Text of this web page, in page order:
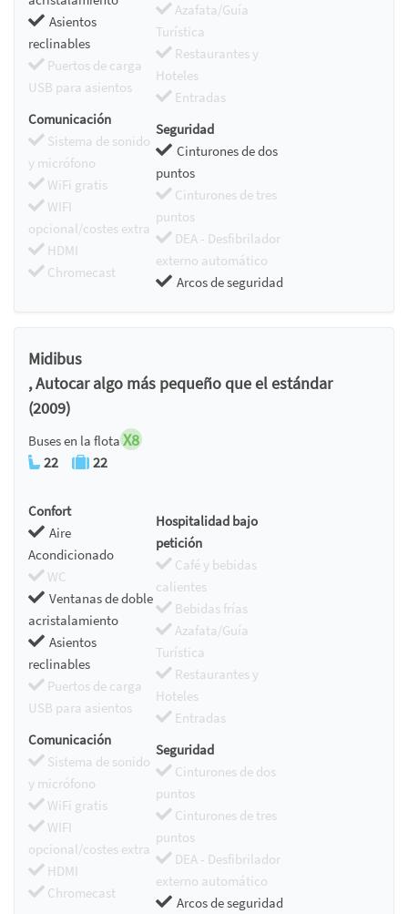
Asientos
reclinables
Puertos de carga
USB para asientos
Azafata/Guía
Turística
Restaurantes y
Hoteles
Entradas
Comunicación
Sistema de sonido
y micrófono
WiFi gratis
WIFI
opcional/costes extra
HDMI
Chromecast
Seguridad
Cinturones de dos
puntos
Cinturones de tres
puntos
DEA - Desfibrilador
externo automático
Arcos de seguridad
Midibus
, Autocar algo más pequeño que el estándar
(2009)
Buses en la flota X8
22 22
Confort
Aire
Acondicionado
WC
Ventanas de doble
acristalamiento
Asientos
reclinables
Puertos de carga
USB para asientos
Hospitalidad bajo
petición
Café y bebidas
calientes
Bebidas frías
Azafata/Guía
Turística
Restaurantes y
Hoteles
Entradas
Comunicación
Sistema de sonido
y micrófono
WiFi gratis
WIFI
opcional/costes extra
HDMI
Chromecast
Seguridad
Cinturones de dos
puntos
Cinturones de tres
puntos
DEA - Desfibrilador
externo automático
Arcos de seguridad